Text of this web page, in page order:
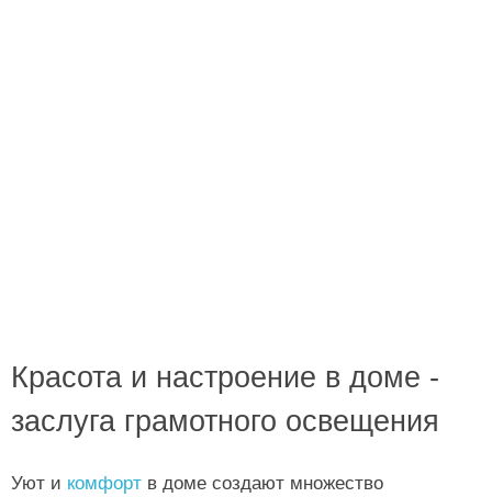
Красота и настроение в доме -
заслуга грамотного освещения
Уют и комфорт в доме создают множество